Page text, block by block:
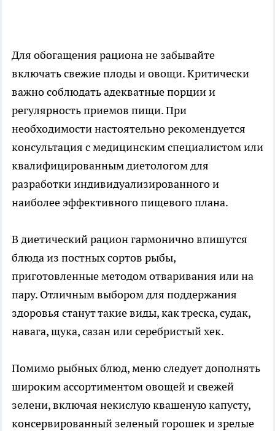
Для обогащения рациона не забывайте
включать свежие плоды и овощи. Критически
важно соблюдать адекватные порции и
регулярность приемов пищи. При
необходимости настоятельно рекомендуется
консультация с медицинским специалистом или
квалифицированным диетологом для
разработки индивидуализированного и
наиболее эффективного пищевого плана.
В диетический рацион гармонично впишутся
блюда из постных сортов рыбы,
приготовленные методом отваривания или на
пару. Отличным выбором для поддержания
здоровья станут такие виды, как треска, судак,
навага, щука, сазан или серебристый хек.
Помимо рыбных блюд, меню следует дополнять
широким ассортиментом овощей и свежей
зелени, включая некислую квашеную капусту,
консервированный зеленый горошек и зрелые